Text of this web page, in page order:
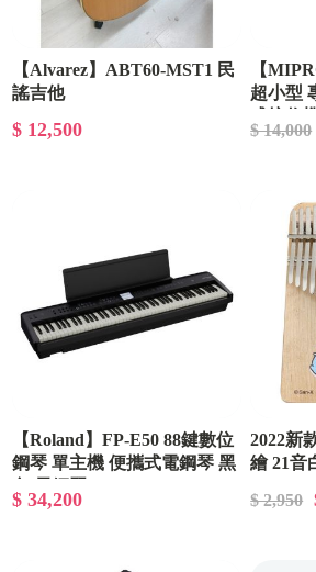
【Alvarez】ABT60-MST1 民
謠吉他
$ 12,500
【
超小型
$ 14,000
【Roland】FP-E50 88鍵數位
鋼琴 單主機 便攜式電鋼琴 黑
$ 34,200
2022新
繪 21音
$ 2,950